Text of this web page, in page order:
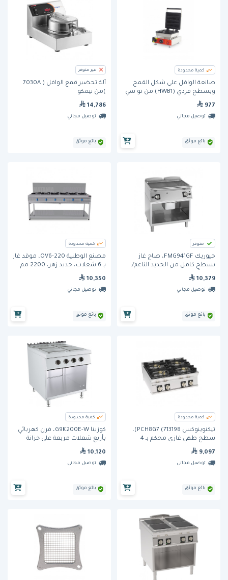
كمية محدودة
صانعة الوافل على شكل القمح
وبسطح فردي (HWB1) من تو سي
جروب
977
توصيل مجاني
بائع موثق
غير متوفر
آلة تحضير قمع الوافل ( 7030A
)من نيمكو
14,786
توصيل مجاني
بائع موثق
متوفر
جيوريك FMG941GF، صاج غاز
بسطح كامل من الحديد الناعم/
المضلّع على خزانة قاعدة مفتوحة
10,379
توصيل مجاني
بائع موثق
كمية محدودة
مصنع الوطنية OV6-220، موقد غاز
بـ 6 شعلات، حديد زهر، 2200 مم
10,350
توصيل مجاني
بائع موثق
كمية محدودة
تيكنوينوكس PCH8G7 (713198)،
سطح طهي غازي محكم بـ 4
شعلات، شبكات من الحديد الزهر
9,097
توصيل مجاني
بائع موثق
كمية محدودة
كوزينا G9K200E-W، فرن كهربائي
بأربع شعلات مربعة على خزانة
بقاعدة مفتوحة
10,120
توصيل مجاني
بائع موثق